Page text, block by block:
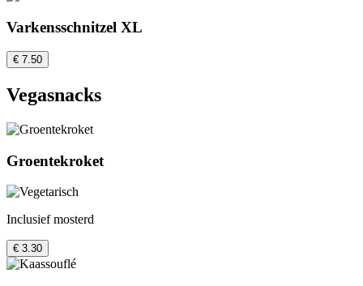
Varkensschnitzel XL
€ 7.50
Vegasnacks
Groentekroket
Inclusief mosterd
€ 3.30